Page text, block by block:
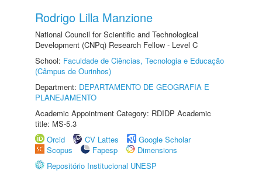
Rodrigo Lilla Manzione
National Council for Scientific and Technological
Development (CNPq) Research Fellow - Level C
School: Faculdade de Ciências, Tecnologia e Educação
(Câmpus de Ourinhos)
Department: DEPARTAMENTO DE GEOGRAFIA E
PLANEJAMENTO
Academic Appointment Category: RDIDP Academic
title: MS-5.3
Orcid
CV Lattes
Google Scholar
Scopus
Fapesp
Dimensions
Repositório Institucional UNESP